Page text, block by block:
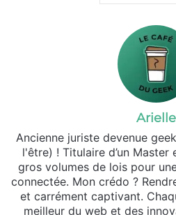
Arielle
Ancienne juriste devenue
l'être) ! Titulaire d’un Master
gros volumes de lois pour
connectée. Mon crédo ?
et carrément captivant.
meilleur du web et des